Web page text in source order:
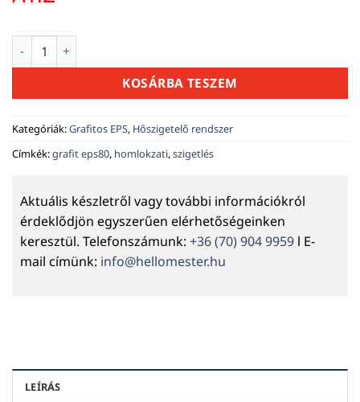
Grafitos EPS80 7 cm mennyiség
KOSÁRBA TESZEM
Kategóriák:Grafitos EPS, Hőszigetelő rendszer
Címkék:grafit eps80, homlokzati,szigetlés
Aktuális készletről vagy további információkról
érdeklődjön egyszerűen elérhetőségeinken
keresztül. Telefonszámunk: +36 (70) 904 9959 l E-
mail címünk: info@hellomester.hu
LEÍRÁS